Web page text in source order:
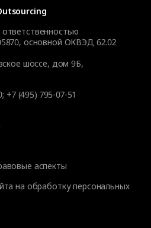
основной ОКВЭД 62.02
шоссе, дом 9Б,
; +7 (495) 795-07-51
аспекты
на обработку персональных